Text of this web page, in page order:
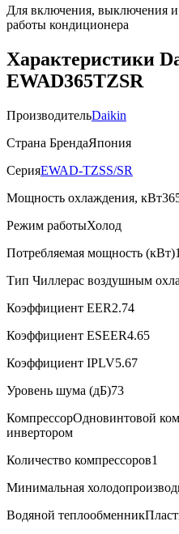
Для включения, выключения
работы кондиционера
Характеристики
EWAD365TZSR
ПроизводительDaikin
Страна БрендаЯпония
СерияEWAD-TZSS/SR
Мощность охлаждения, кВт
Режим работыХолод
Потребляемая мощность (кВт)
Тип Чиллерас воздушным
Коэффициент EER2.74
Коэффициент ESEER4.65
Коэффициент IPLV5.67
Уровень шума (дБ)73
КомпрессорОдновинтовой
инвертором
Количество компрессоров1
Минимальная
Водяной теплообменник